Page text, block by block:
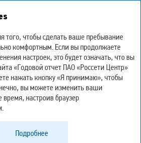
отдыха
детей
Так, в 2023 году более 480 детей
того, чтобы сделать ваше пребывание
комфортным. Если вы продолжаете
настроек, это будет означать, что вы
«Годовой отчет ПАО «Россети Центр»
нажать кнопку «Я принимаю», чтобы
вы можете изменить ваши
время, настроив браузер
Подробнее